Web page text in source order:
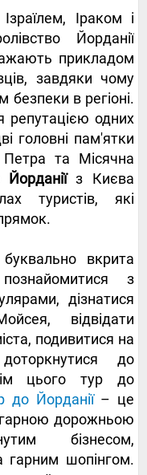
Іраком і
Йорданії
прикладом
завдяки чому
в регіоні.
репутацією одних
головні пам'ятки
та Місячна
з Києва
туристів, які
вкрита
з
дізнатися
відвідати
подивитися на
до
цього тур до
до Йорданії– це
гарною дорожньою
бізнесом,
гарним шопінгом.